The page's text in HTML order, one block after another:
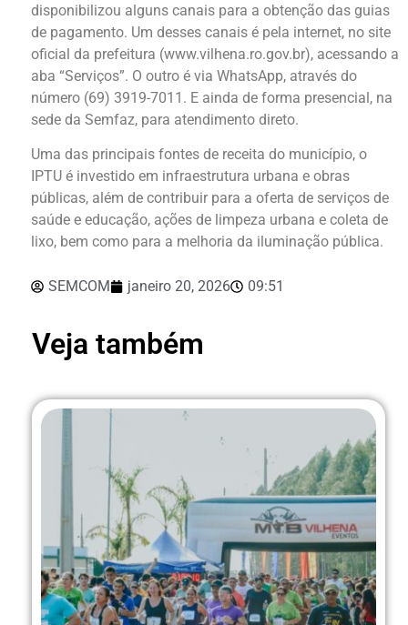
disponibilizou alguns canais para a obtenção das guias
de pagamento. Um desses canais é pela internet, no site
oficial da prefeitura (www.vilhena.ro.gov.br), acessando a
aba “Serviços”. O outro é via WhatsApp, através do
número (69) 3919-7011. E ainda de forma presencial, na
sede da Semfaz, para atendimento direto.
Uma das principais fontes de receita do município, o
IPTU é investido em infraestrutura urbana e obras
públicas, além de contribuir para a oferta de serviços de
saúde e educação, ações de limpeza urbana e coleta de
lixo, bem como para a melhoria da iluminação pública.
SEMCOM janeiro 20, 2026 09:51
Veja também